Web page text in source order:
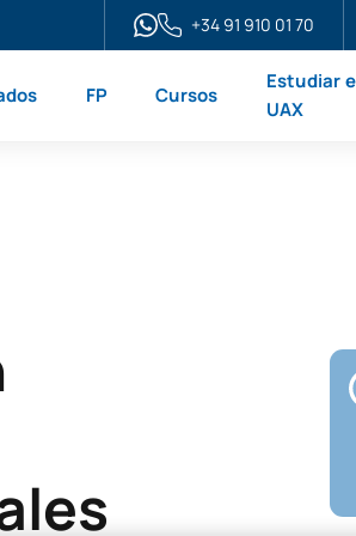
+34 91 910 01 70
FP Cursos
Estudiar
UAX